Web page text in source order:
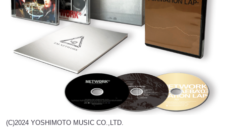
(C)2024 YOSHIMOTO MUSIC CO.,LTD.